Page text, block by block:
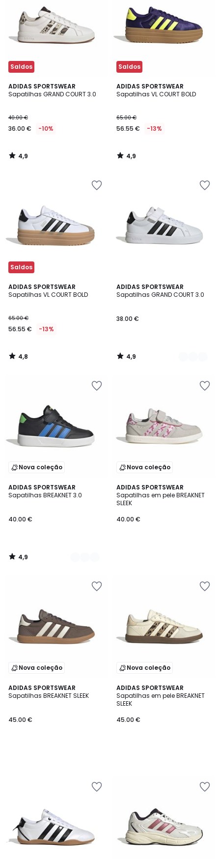
Saldos
ADIDAS SPORTSWEAR
Sapatilhas GRAND COURT 3.0
40.00 €
36.00 € -10%
4,9
/ 5
4,9
/
Saldos
ADIDAS SPORTSWEAR
Sapatilhas VL COURT BOLD
65.00 €
56.55 € -13%
4,9
/ 5
4,9
/
Saldos
ADIDAS SPORTSWEAR
Sapatilhas VL COURT BOLD
65.00 €
56.55 € -13%
4,8
/ 5
4,8
/
ADIDAS SPORTSWEAR
Sapatilhas GRAND COURT 3.0
38.00 €
4,9
/ 5
2
Cores
4,9
/
Nova coleção
ADIDAS SPORTSWEAR
Sapatilhas BREAKNET 3.0
40.00 €
4,9
/ 5
2
Cores
4,9
/
Nova coleção
ADIDAS SPORTSWEAR
Sapatilhas em pele BREAKNET
SLEEK
40.00 €
Nova coleção
ADIDAS SPORTSWEAR
Sapatilhas BREAKNET SLEEK
45.00 €
Nova coleção
ADIDAS SPORTSWEAR
Sapatilhas em pele BREAKNET
SLEEK
45.00 €